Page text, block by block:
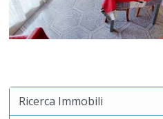
Ricerca Immobili